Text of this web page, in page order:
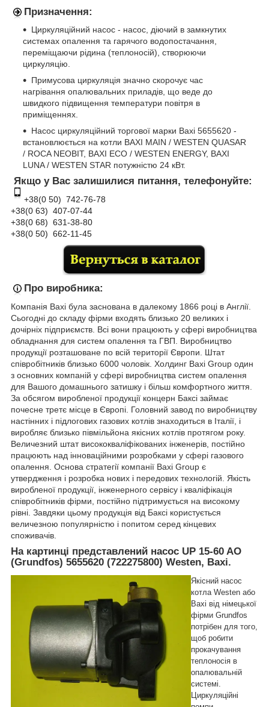
Призначення:
Циркуляційний насос - насос, діючий в замкнутих
системах опалення та гарячого водопостачання,
переміщаючи рідина (теплоносій), створюючи
циркуляцію.
Примусова циркуляція значно скорочує час
нагрівання опалювальних приладів, що веде до
швидкого підвищення температури повітря в
приміщеннях.
Насос циркуляційний торгової марки Baxi 5655620 -
встановлюється на котли BAXI MAIN / WESTEN QUASAR
/ ROCA NEOBIT, BAXI ECO / WESTEN ENERGY, BAXI
LUNA / WESTEN STAR потужністю 24 кВт.
Якщо у Вас залишилися питання, телефонуйте:
+38(0 50) 742-76-78
+38(0 63) 407-07-44
+38(0 68) 631-38-80
+38(0 50) 662-11-45
Про виробника:
Компанія Baxi була заснована в далекому 1866 році в Англії.
Сьогодні до складу фірми входять близько 20 великих і
дочірніх підприємств. Всі вони працюють у сфері виробництва
обладнання для систем опалення та ГВП. Виробництво
продукції розташоване по всій території Європи. Штат
співробітників близько 6000 чоловік. Холдинг Baxi Group один
з основних компаній у сфері виробництва систем опалення
для Вашого домашнього затишку і більш комфортного життя.
За обсягом виробленої продукції концерн Баксі займає
почесне третє місце в Європі. Головний завод по виробництву
настінних і підлогових газових котлів знаходиться в Італії, і
виробляє близько півмільйона якісних котлів протягом року.
Величезний штат висококваліфікованих інженерів, постійно
працюють над інноваційними розробками у сфері газового
опалення. Основа стратегії компанії Baxi Group є
утвердження і розробка нових і передових технологій. Якість
виробленої продукції, інженерного сервісу і кваліфікація
співробітників фірми, постійно підтримується на високому
рівні. Завдяки цьому продукція від Баксі користується
величезною популярністю і попитом серед кінцевих
споживачів.
На картинці представлений насос UP 15-60 AO
(Grundfos) 5655620 (722275800) Westen, Baxi.
Якісний насос
котла Westen або
Baxi від німецької
фірми Grundfos
потрібен для того,
щоб робити
прокачування
теплоносія в
опалювальній
системі.
Циркуляційні